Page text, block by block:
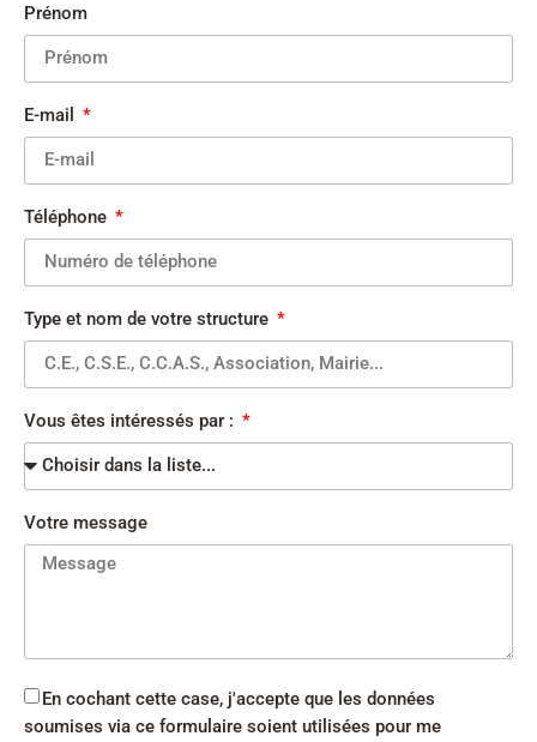
Prénom
E-mail
Téléphone
Type et nom de votre structure
Vous êtes intéressés par :
Votre message
En cochant cette case, j'accepte que les données
soumises via ce formulaire soient utilisées pour me